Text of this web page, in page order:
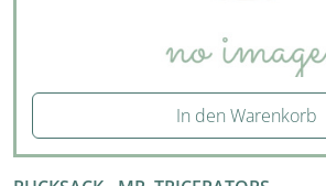
In den Warenkorb